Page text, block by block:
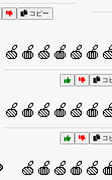
コピー
コ
コ